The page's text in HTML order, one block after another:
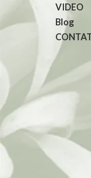
VIDEO
Blog